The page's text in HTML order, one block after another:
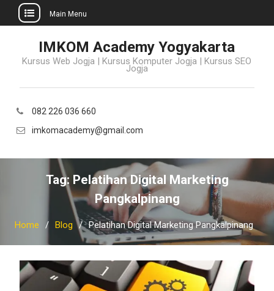
content
Main Menu
IMKOM Academy Yogyakarta
Kursus Web Jogja | Kursus Komputer Jogja | Kursus SEO
Jogja
082 226 036 660
imkomacademy@gmail.com
Tag: Pelatihan Digital Marketing
Pangkalpinang
Home Blog Pelatihan Digital Marketing Pangkalpinang